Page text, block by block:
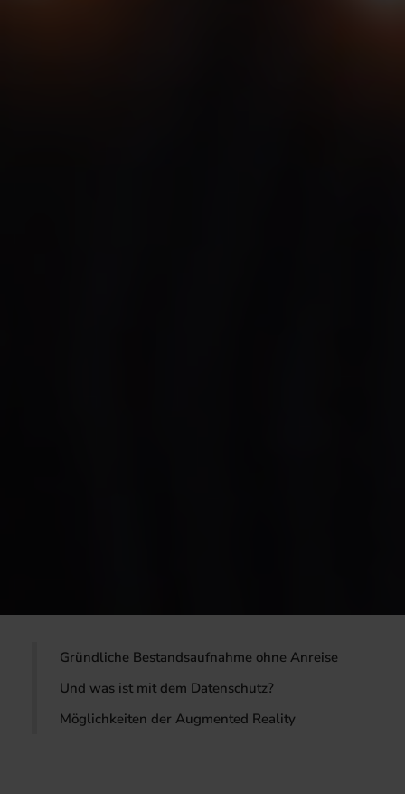
Gründliche Bestandsaufnahme ohne Anreise
Und was ist mit dem Datenschutz?
Möglichkeiten der Augmented Reality